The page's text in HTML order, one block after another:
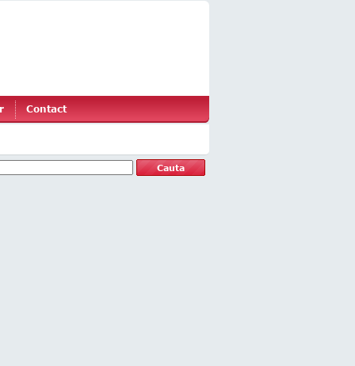
Contact